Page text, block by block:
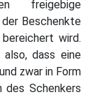
freigebige
Beschenkte
wird.
dass eine
zwar in Form
des Schenkers